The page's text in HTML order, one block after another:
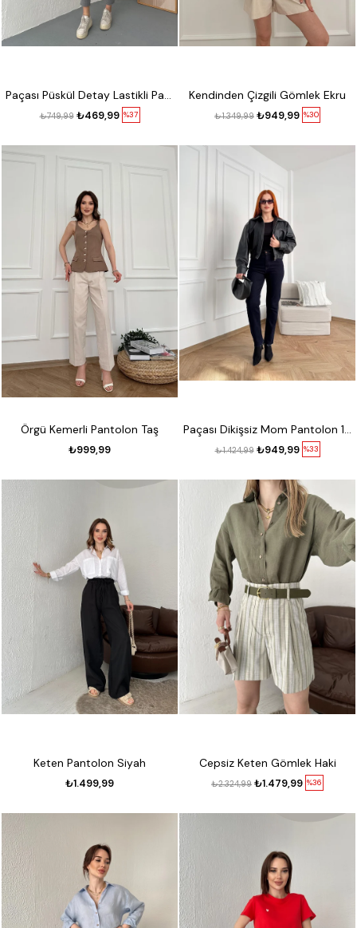
Paçası Püskül Detay Lastikli Pantolon Gri
%37
₺469,99
₺749,99
Kendinden Çizgili Gömlek Ekru
%30
₺949,99
₺1.349,99
Örgü Kemerli Pantolon Taş
₺999,99 %33
₺949,99
₺1.424,99
Keten Pantolon Siyah
₺1.499,99
Cepsiz Keten Gömlek Haki
%36
₺1.479,99
₺2.324,99